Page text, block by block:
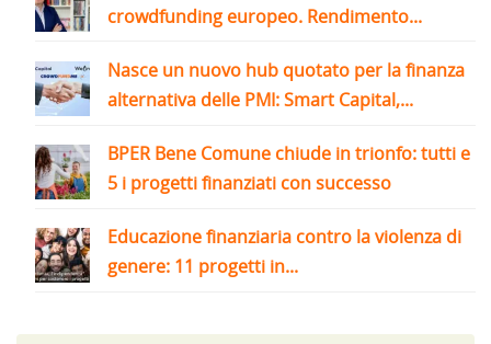
crowdfunding europeo. Rendimento...
Nasce un nuovo hub quotato per la finanza
alternativa delle PMI: Smart Capital,...
BPER Bene Comune chiude in trionfo: tutti e
5 i progetti finanziati con successo
Educazione finanziaria contro la violenza di
genere: 11 progetti in...